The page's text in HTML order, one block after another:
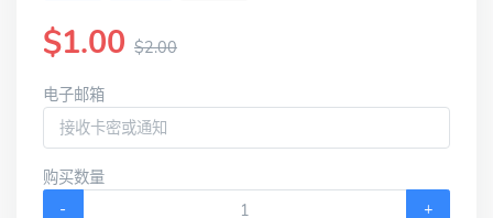
$1.00 $2.00
电子邮箱
购买数量
-
+